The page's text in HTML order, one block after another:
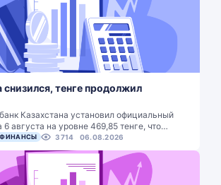
снизился, тенге продолжил
Казахстана установил официальный
6 августа на уровне 469,85 тенге, что…
ФИНАНСЫ 3714 06.08.2026